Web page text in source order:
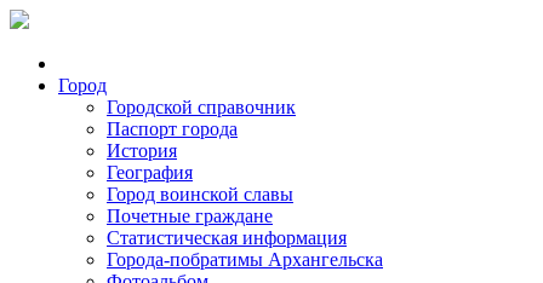
Город
Городской справочник
Паспорт города
История
География
Город воинской славы
Почетные граждане
Статистическая информация
Города-побратимы Архангельска